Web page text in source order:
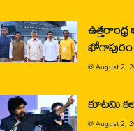
@August 2,
కూటమి
@August 2,